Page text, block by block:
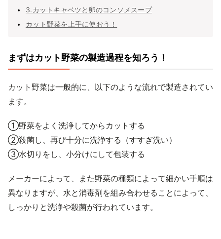
3.カットキャベツと卵のコンソメスープ
カット野菜を上手に使おう！
まずはカット野菜の製造過程を知ろう！
カット野菜は一般的に、以下のような流れで製造されてい
ます。
①野菜をよく洗浄してからカットする
②殺菌し、再び十分に洗浄する（すすぎ洗い）
③水切りをし、小分けにして包装する
メーカーによって、また野菜の種類によって細かい手順は
異なりますが、水と消毒剤を組み合わせることによって、
しっかりと洗浄や殺菌が行われています。